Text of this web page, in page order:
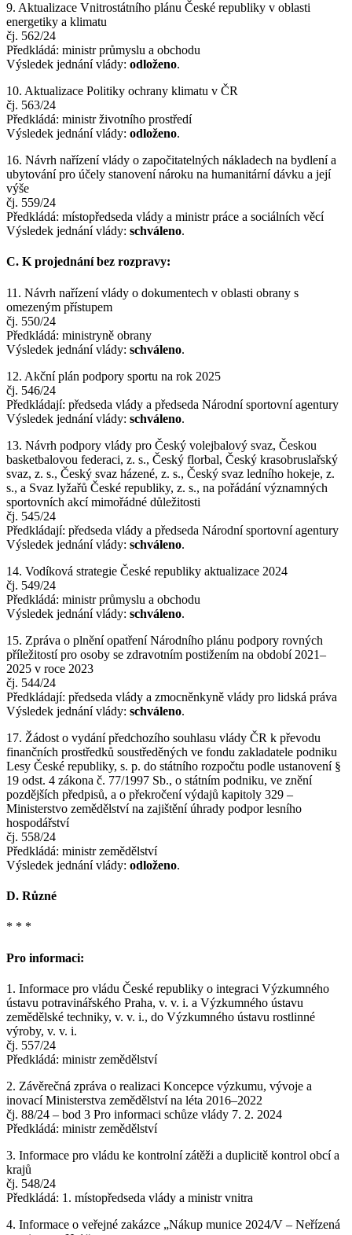
9. Aktualizace Vnitrostátního plánu České republiky v oblasti
energetiky a klimatu
čj. 562/24
Předkládá: ministr průmyslu a obchodu
Výsledek jednání vlády: odloženo.
10. Aktualizace Politiky ochrany klimatu v ČR
čj. 563/24
Předkládá: ministr životního prostředí
Výsledek jednání vlády: odloženo.
16. Návrh nařízení vlády o započitatelných nákladech na bydlení a
ubytování pro účely stanovení nároku na humanitární dávku a její
výše
čj. 559/24
Předkládá: místopředseda vlády a ministr práce a sociálních věcí
Výsledek jednání vlády: schváleno.
C. K projednání bez rozpravy:
11. Návrh nařízení vlády o dokumentech v oblasti obrany s
omezeným přístupem
čj. 550/24
Předkládá: ministryně obrany
Výsledek jednání vlády: schváleno.
12. Akční plán podpory sportu na rok 2025
čj. 546/24
Předkládají: předseda vlády a předseda Národní sportovní agentury
Výsledek jednání vlády: schváleno.
13. Návrh podpory vlády pro Český volejbalový svaz, Českou
basketbalovou federaci, z. s., Český florbal, Český krasobruslařský
svaz, z. s., Český svaz házené, z. s., Český svaz ledního hokeje, z.
s., a Svaz lyžařů České republiky, z. s., na pořádání významných
sportovních akcí mimořádné důležitosti
čj. 545/24
Předkládají: předseda vlády a předseda Národní sportovní agentury
Výsledek jednání vlády: schváleno.
14. Vodíková strategie České republiky aktualizace 2024
čj. 549/24
Předkládá: ministr průmyslu a obchodu
Výsledek jednání vlády: schváleno.
15. Zpráva o plnění opatření Národního plánu podpory rovných
příležitostí pro osoby se zdravotním postižením na období 2021–
2025 v roce 2023
čj. 544/24
Předkládají: předseda vlády a zmocněnkyně vlády pro lidská práva
Výsledek jednání vlády: schváleno.
17. Žádost o vydání předchozího souhlasu vlády ČR k převodu
finančních prostředků soustředěných ve fondu zakladatele podniku
Lesy České republiky, s. p. do státního rozpočtu podle ustanovení §
19 odst. 4 zákona č. 77/1997 Sb., o státním podniku, ve znění
pozdějších předpisů, a o překročení výdajů kapitoly 329 –
Ministerstvo zemědělství na zajištění úhrady podpor lesního
hospodářství
čj. 558/24
Předkládá: ministr zemědělství
Výsledek jednání vlády: odloženo.
D. Různé
* * *
Pro informaci:
1. Informace pro vládu České republiky o integraci Výzkumného
ústavu potravinářského Praha, v. v. i. a Výzkumného ústavu
zemědělské techniky, v. v. i., do Výzkumného ústavu rostlinné
výroby, v. v. i.
čj. 557/24
Předkládá: ministr zemědělství
2. Závěrečná zpráva o realizaci Koncepce výzkumu, vývoje a
inovací Ministerstva zemědělství na léta 2016–2022
čj. 88/24 – bod 3 Pro informaci schůze vlády 7. 2. 2024
Předkládá: ministr zemědělství
3. Informace pro vládu ke kontrolní zátěži a duplicitě kontrol obcí a
krajů
čj. 548/24
Předkládá: 1. místopředseda vlády a ministr vnitra
4. Informace o veřejné zakázce „Nákup munice 2024/V – Neřízená